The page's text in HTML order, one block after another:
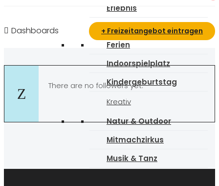
Erlebnis
Freizeitparks
Ferien
Indoorspielplatz
Kindergeburtstag
Kreativ
Natur & Outdoor
Mitmachzirkus
Musik & Tanz
Dashboards + Freizeitangebot eintragen
There are no followers yet.